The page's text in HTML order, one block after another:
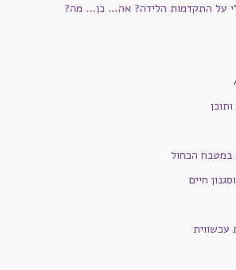
על התקדמות הלידה? אה… כן… מה?
במטבח הכחול
חיים
עכשווית